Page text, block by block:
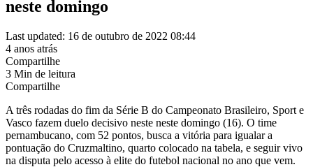
neste domingo
Last updated: 16 de outubro de 2022 08:44
4 anos atrás
Compartilhe
3 Min de leitura
Compartilhe
A três rodadas do fim da Série B do Campeonato Brasileiro, Sport e
Vasco fazem duelo decisivo neste neste domingo (16). O time
pernambucano, com 52 pontos, busca a vitória para igualar a
pontuação do Cruzmaltino, quarto colocado na tabela, e seguir vivo
na disputa pelo acesso à elite do futebol nacional no ano que vem.